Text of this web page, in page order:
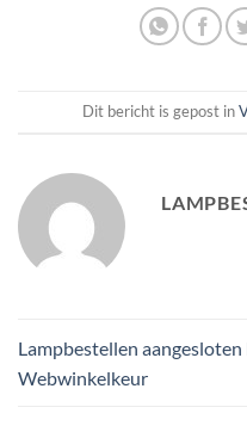
Dit bericht is gepost in
Lampbestellen aangesloten
Webwinkelkeur